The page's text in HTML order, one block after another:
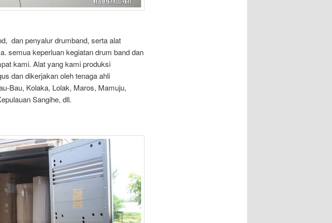
dan penyalur drumband, serta alat
semua keperluan kegiatan drum band dan
kami. Alat yang kami produksi
dan dikerjakan oleh tenaga ahli
Bau, Kolaka, Lolak, Maros, Mamuju,
Sangihe, dll.